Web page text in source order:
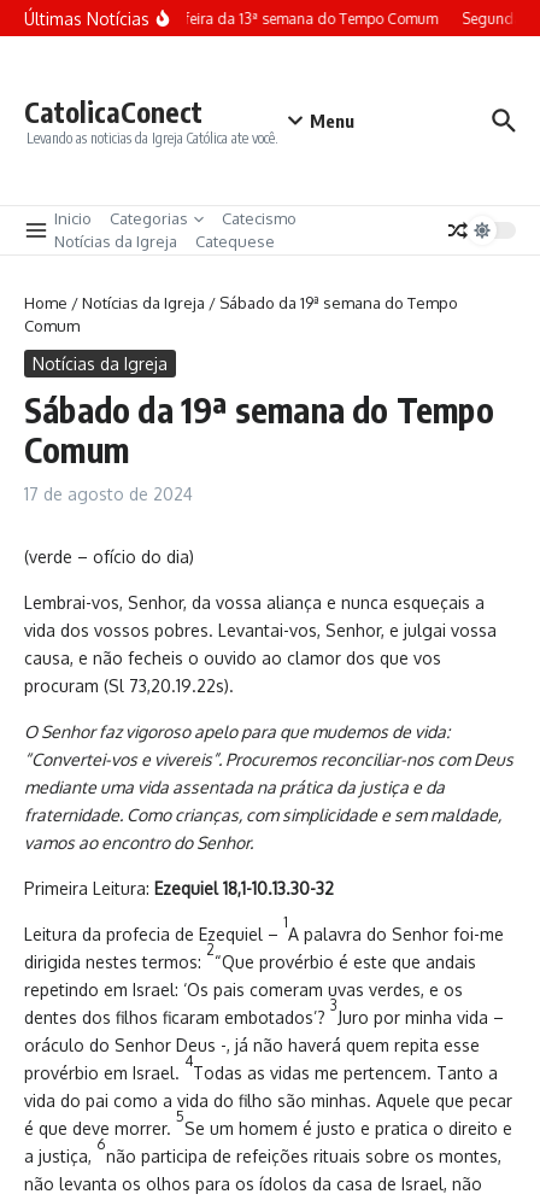
Ir para o conteúdo
Últimas NotíciasTerça-feira da 13ª semana do Tempo Comum Segunda-
CatolicaConect
Levando as noticias da Igreja Católica ate você.
Menu
Inicio Categorias
Catecismo
Notícias da Igreja
Catequese
Home /Notícias da Igreja / Sábado da 19ª semana do Tempo
Comum
Notícias da Igreja
Sábado da 19ª semana do Tempo
Comum
17 de agosto de 2024
(verde – ofício do dia)
Lembrai-vos, Senhor, da vossa aliança e nunca esqueçais a
vida dos vossos pobres. Levantai-vos, Senhor, e julgai vossa
causa, e não fecheis o ouvido ao clamor dos que vos
procuram (Sl 73,20.19.22s).
O Senhor faz vigoroso apelo para que mudemos de vida:
“Convertei-vos e vivereis”. Procuremos reconciliar-nos com Deus
mediante uma vida assentada na prática da justiça e da
fraternidade. Como crianças, com simplicidade e sem maldade,
vamos ao encontro do Senhor.
Primeira Leitura: Ezequiel 18,1-10.13.30-32
Leitura da profecia de Ezequiel –
1
A palavra do Senhor foi-me
dirigida nestes termos:
2
“Que provérbio é este que andais
repetindo em Israel: ‘Os pais comeram uvas verdes, e os
dentes dos filhos ficaram embotados’?
3
Juro por minha vida –
oráculo do Senhor Deus -, já não haverá quem repita esse
provérbio em Israel.
4
Todas as vidas me pertencem. Tanto a
vida do pai como a vida do filho são minhas. Aquele que pecar
é que deve morrer.
5
Se um homem é justo e pratica o direito e
a justiça,
6
não participa de refeições rituais sobre os montes,
não levanta os olhos para os ídolos da casa de Israel, não